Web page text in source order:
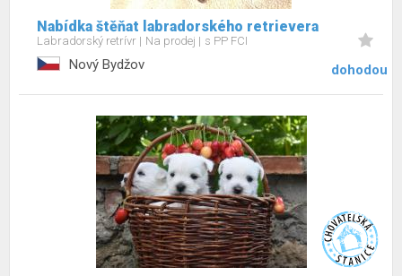
Nabídka štěňat labradorského retrievera
Labradorský retrívr Na prodej s PP FCI
Nový Bydžov dohodou